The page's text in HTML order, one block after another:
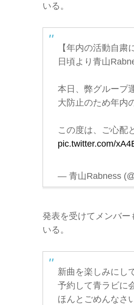
いる。
【年内の活動自粛
日頃より青山
本日、弊グループ
大防止のため年内
この度は、ご心配
pic.twitter.com/
— 青山Rabness
発表を受けてメンバー
いる。
新曲を楽しみにし
予約して青ラビに
ほんとごめんなさ